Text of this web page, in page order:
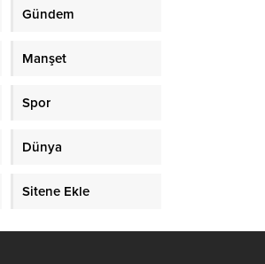
Gündem
Manşet
Spor
Dünya
Sitene Ekle